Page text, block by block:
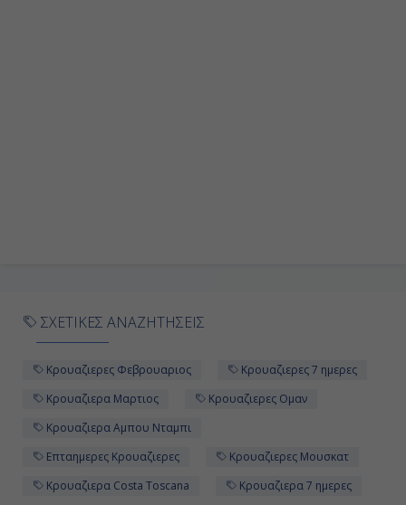
ΣΧΕΤΙΚΕΣ ΑΝΑΖΗΤΗΣΕΙΣ
Κρουαζιερες Φεβρουαριος
Κρουαζιερες 7 ημερες
Κρουαζιερα Μαρτιος
Κρουαζιερες Ομαν
Κρουαζιερα Αμπου Νταμπι
Επταημερες Κρουαζιερες
Κρουαζιερες Μουσκατ
Κρουαζιερα Costa Toscana
Κρουαζιερα 7 ημερες